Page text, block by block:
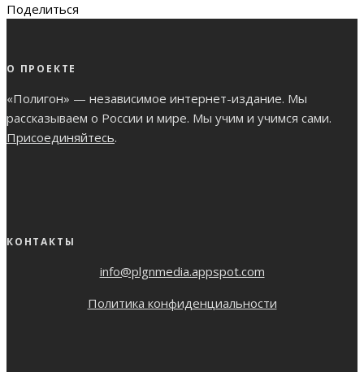
Поделиться
О ПРОЕКТЕ
«Полигон» — независимое интернет-издание. Мы
рассказываем о России и мире. Мы учим и учимся сами.
Присоединяйтесь.
КОНТАКТЫ
info@plgnmedia.appspot.com
Политика конфиденциальности